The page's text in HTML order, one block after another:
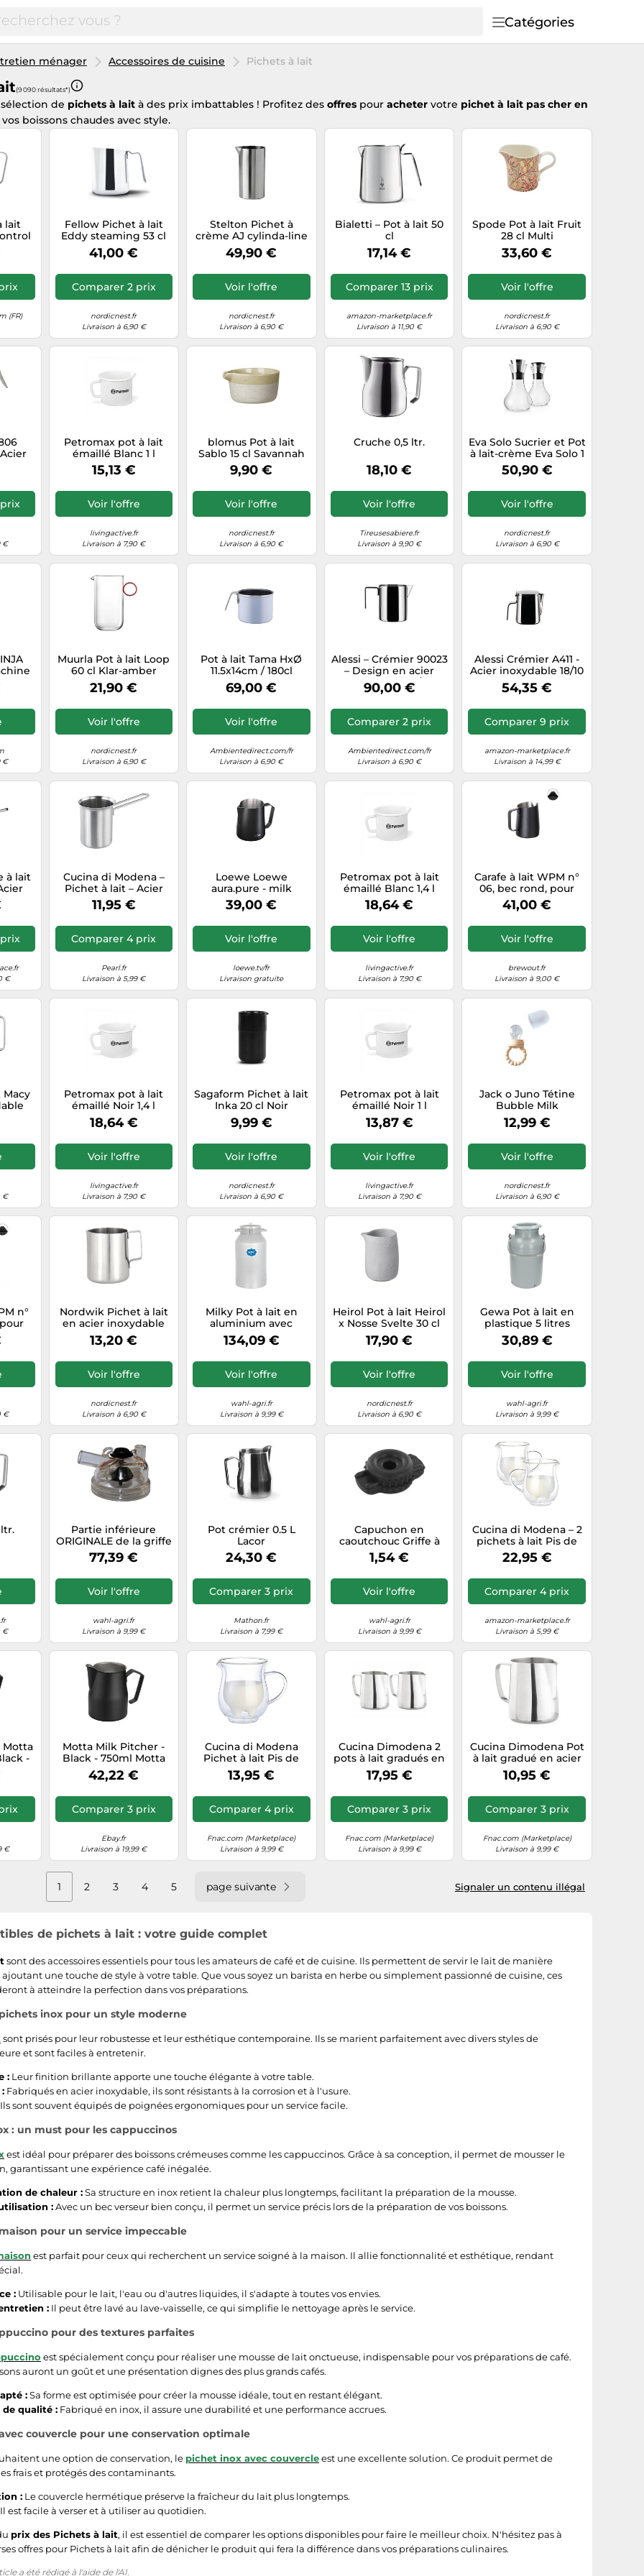
Catégories
ménager Accessoires de cuisine Pichets à lait
(9 090 résultats*)
de pichets à lait à des prix imbattables ! Profitez des offres pour acheter votre pichet à lait pas cher en
boissons chaudes avec style.
lait
(FR)
Fellow Pichet à lait
Eddy steaming 53 cl
Polished steel
41,00 €
Comparer 2 prix
nordicnest.fr
Livraison à 6,90 €
Stelton Pichet à
crème AJ cylinda-line
15 cier inoxydable
49,90 €
Voir l'offre
nordicnest.fr
Livraison à 6,90 €
Bialetti – Pot à lait 50
cl
17,14 €
Comparer 13 prix
amazon-marketplace.fr
Livraison à 11,90 €
Spode Pot à lait Fruit
28 cl Multi
33,60 €
Voir l'offre
nordicnest.fr
Livraison à 6,90 €
€
Petromax pot à lait
émaillé Blanc 1 l
15,13 €
Voir l'offre
livingactive.fr
Livraison à 7,90 €
blomus Pot à lait
Sablo 15 cl Savannah
9,90 €
Voir l'offre
nordicnest.fr
Livraison à 6,90 €
Cruche 0,5 ltr.
18,10 €
Voir l'offre
Tireusesabiere.fr
Livraison à 9,90 €
Eva Solo Sucrier et Pot
à lait-crème Eva Solo 1
set
50,90 €
Voir l'offre
nordicnest.fr
Livraison à 6,90 €
€
Muurla Pot à lait Loop
60 cl Klar-amber
21,90 €
Voir l'offre
nordicnest.fr
Livraison à 6,90 €
Pot à lait Tama HxØ
11.5x14cm / 180cl
69,00 €
Voir l'offre
Ambientedirect.com/fr
Livraison à 6,90 €
Alessi – Crémier 90023
– Design en acier
inoxydable 18/10
brillant
90,00 €
Comparer 2 prix
Ambientedirect.com/fr
Livraison à 6,90 €
Alessi Crémier A411 -
Acier inoxydable 18/10
brillant avec couvercle
54,35 €
Comparer 9 prix
amazon-marketplace.fr
Livraison à 14,99 €
à lait
€
Cucina di Modena –
Pichet à lait – Acier
inoxydable
11,95 €
Comparer 4 prix
Pearl.fr
Livraison à 5,99 €
Loewe Loewe
aura.pure - milk
pitcher 600ml
39,00 €
Voir l'offre
loewe.tv/fr
Livraison gratuite
Petromax pot à lait
émaillé Blanc 1,4 l
18,64 €
Voir l'offre
livingactive.fr
Livraison à 7,90 €
Carafe à lait WPM n°
06, bec rond, pour
latte art Noir
41,00 €
Voir l'offre
brewout.fr
Livraison à 9,00 €
Macy
€
Petromax pot à lait
émaillé Noir 1,4 l
18,64 €
Voir l'offre
livingactive.fr
Livraison à 7,90 €
Sagaform Pichet à lait
Inka 20 cl Noir
9,99 €
Voir l'offre
nordicnest.fr
Livraison à 6,90 €
Petromax pot à lait
émaillé Noir 1 l
13,87 €
Voir l'offre
livingactive.fr
Livraison à 7,90 €
Jack o Juno Tétine
Bubble Milk
12,99 €
Voir l'offre
nordicnest.fr
Livraison à 6,90 €
n°
€
Nordwik Pichet à lait
en acier inoxydable
Nordwik 50 cl
13,20 €
Voir l'offre
nordicnest.fr
Livraison à 6,90 €
Milky Pot à lait en
aluminium avec
couvercle, 30 L pour
faciliter le transport
134,09 €
Voir l'offre
wahl-agri.fr
Livraison à 9,99 €
Heirol Pot à lait Heirol
x Nosse Svelte 30 cl
Stone
17,90 €
Voir l'offre
nordicnest.fr
Livraison à 6,90 €
Gewa Pot à lait en
plastique 5 litres
Complet avec
couvercle - qualité
30,89 €
Voir l'offre
wahl-agri.fr
Livraison à 9,99 €
€
Partie inférieure
ORIGINALE de la griffe
à lait de Westfalia
200cc
77,39 €
Voir l'offre
wahl-agri.fr
Livraison à 9,99 €
Pot crémier 0.5 L
Lacor
24,30 €
Comparer 3 prix
Mathon.fr
Livraison à 7,99 €
Capuchon en
caoutchouc Griffe à
lait 300cc - [8
1,54 €
Voir l'offre
wahl-agri.fr
Livraison à 9,99 €
Cucina di Modena – 2
pichets à lait Pis de
Vache – double paroi –
20 cl
22,95 €
Comparer 4 prix
amazon-marketplace.fr
Livraison à 5,99 €
Motta
-
€
Motta Milk Pitcher -
Black - 750ml Motta
42,22 €
Comparer 3 prix
Ebay.fr
Livraison à 19,99 €
Cucina di Modena
Pichet à lait Pis de
Vache 20 cl double
paroi design original
13,95 €
Comparer 4 prix
Fnac.com (Marketplace)
Livraison à 9,99 €
Cucina Dimodena 2
pots à lait gradués en
acier inoxydable - 580
ml
17,95 €
Comparer 3 prix
Fnac.com (Marketplace)
Livraison à 9,99 €
Cucina Dimodena Pot
à lait gradué en acier
inoxydable - 580 ml
10,95 €
Comparer 3 prix
Fnac.com (Marketplace)
Livraison à 9,99 €
Signaler un contenu illégal
1 2 3 4 5 page suivante
de pichets à lait : votre guide complet
sont des accessoires essentiels pour tous les amateurs de café et de cuisine. Ils permettent de servir le lait de manière
une touche de style à votre table. Que vous soyez un barista en herbe ou simplement passionné de cuisine, ces
à atteindre la perfection dans vos préparations.
inox pour un style moderne
sont prisés pour leur robustesse et leur esthétique contemporaine. Ils se marient parfaitement avec divers styles de
et sont faciles à entretenir.
: Leur finition brillante apporte une touche élégante à votre table.
Fabriqués en acier inoxydable, ils sont résistants à la corrosion et à l'usure.
Ils sont souvent équipés de poignées ergonomiques pour un service facile.
: un must pour les cappuccinos
est idéal pour préparer des boissons crémeuses comme les cappuccinos. Grâce à sa conception, il permet de mousser le
garantissant une expérience café inégalée.
de chaleur :Sa structure en inox retient la chaleur plus longtemps, facilitant la préparation de la mousse.
:Avec un bec verseur bien conçu, il permet un service précis lors de la préparation de vos boissons.
pour un service impeccable
est parfait pour ceux qui recherchent un service soigné à la maison. Il allie fonctionnalité et esthétique, rendant
: Utilisable pour le lait, l'eau ou d'autres liquides, il s'adapte à toutes vos envies.
: Il peut être lavé au lave-vaisselle, ce qui simplifie le nettoyage après le service.
pour des textures parfaites
est spécialement conçu pour réaliser une mousse de lait onctueuse, indispensable pour vos préparations de café.
auront un goût et une présentation dignes des plus grands cafés.
:Sa forme est optimisée pour créer la mousse idéale, tout en restant élégant.
de qualité : Fabriqué en inox, il assure une durabilité et une performance accrues.
couvercle pour une conservation optimale
une option de conservation, le pichet inox avec couvercleest une excellente solution. Ce produit permet de
frais et protégés des contaminants.
: Le couvercle hermétique préserve la fraîcheur du lait plus longtemps.
Il est facile à verser et à utiliser au quotidien.
prix des Pichets à lait, il est essentiel de comparer les options disponibles pour faire le meilleur choix. N'hésitez pas à
offres pour Pichets à lait afin de dénicher le produit qui fera la différence dans vos préparations culinaires.
a été rédigé à l'aide de l'AI.